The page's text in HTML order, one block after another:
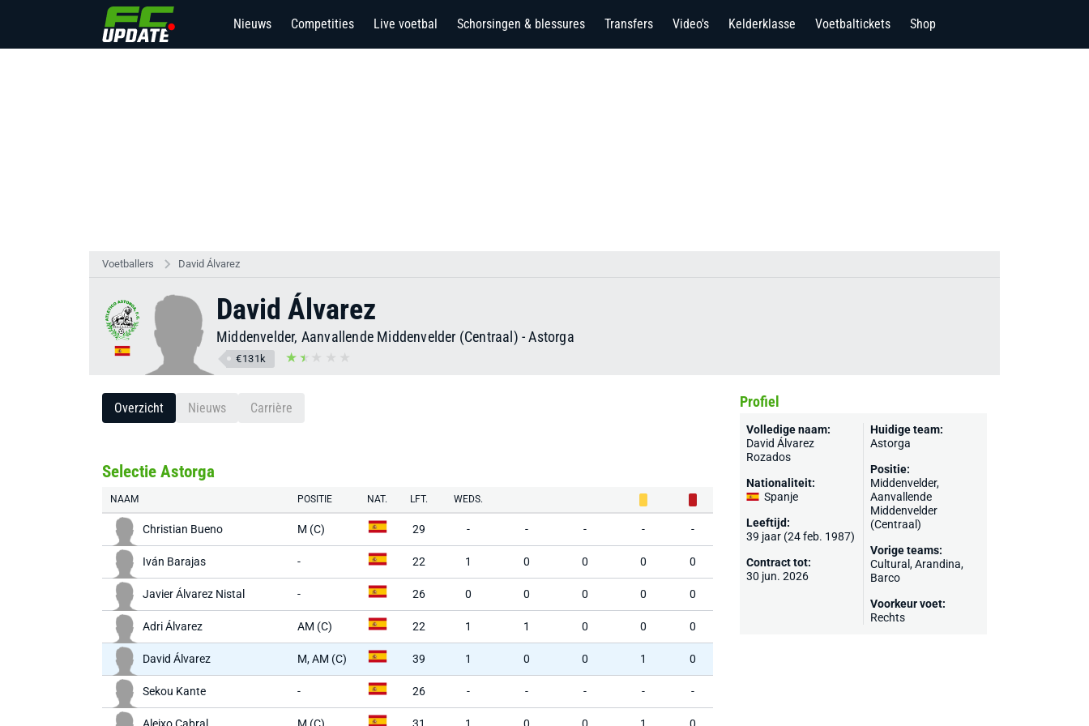
Nieuws Competities Live voetbal Schorsingen & blessures Transfers Video's Kelderklasse Voetbaltickets Shop
Voetballers David Álvarez
David Álvarez
Middenvelder, Aanvallende Middenvelder (Centraal)-Astorga
€131k
Overzicht Nieuws Carrière
Selectie Astorga
NAAM POSITIE NAT. LFT. WEDS.
Christian Bueno M (C) 29 - - - - -
Iván Barajas - 22 1 0 0 0 0
Javier Álvarez Nistal - 26 0 0 0 0 0
Adri Álvarez AM (C) 22 1 1 0 0 0
David Álvarez M, AM (C) 39 1 0 0 1 0
Sekou Kante - 26 - - - - -
Profiel
Volledige naam:
David Álvarez
Rozados
Nationaliteit:
Spanje
Leeftijd:
39 jaar (24 feb. 1987)
Contract tot:
30 jun. 2026
Huidige team:
Astorga
Positie:
Middenvelder,
Aanvallende
Middenvelder
(Centraal)
Vorige teams:
Cultural ,Arandina,
Barco
Voorkeur voet:
Rechts